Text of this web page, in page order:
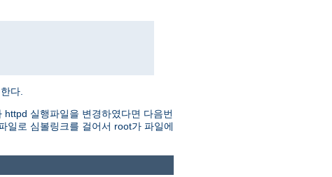
다.
실행파일을 변경하였다면 다음번
일로 심볼링크를 걸어서 root가 파일에